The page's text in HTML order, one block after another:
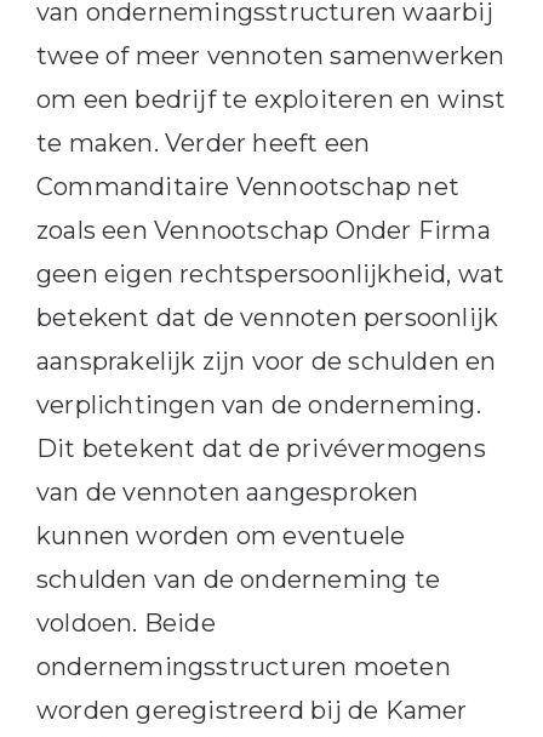
van ondernemingsstructuren waarbij
twee of meer vennoten samenwerken
om een bedrijf te exploiteren en winst
te maken. Verder heeft een
Commanditaire Vennootschap net
zoals een Vennootschap Onder Firma
geen eigen rechtspersoonlijkheid, wat
betekent dat de vennoten persoonlijk
aansprakelijk zijn voor de schulden en
verplichtingen van de onderneming.
Dit betekent dat de privévermogens
van de vennoten aangesproken
kunnen worden om eventuele
schulden van de onderneming te
voldoen. Beide
ondernemingsstructuren moeten
worden geregistreerd bij de Kamer